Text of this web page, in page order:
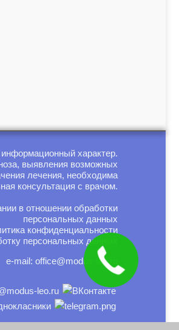
характер.
выявления возможных
лечения, необходима
консультация с врачом.
в отношении обработки
персональных данных
конфиденциальности
персональных данных
e-mail: office@modus-leo.ru